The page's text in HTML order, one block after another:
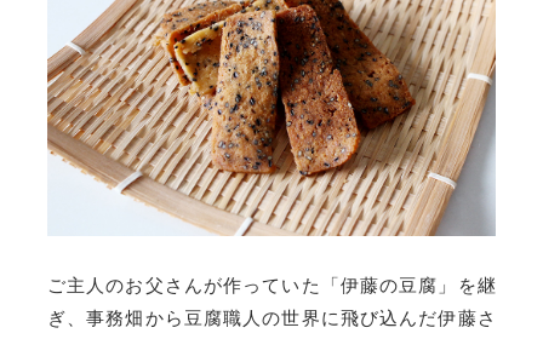
ご主人のお父さんが作っていた「伊藤の豆腐」を継
ぎ、事務畑から豆腐職人の世界に飛び込んだ伊藤さ